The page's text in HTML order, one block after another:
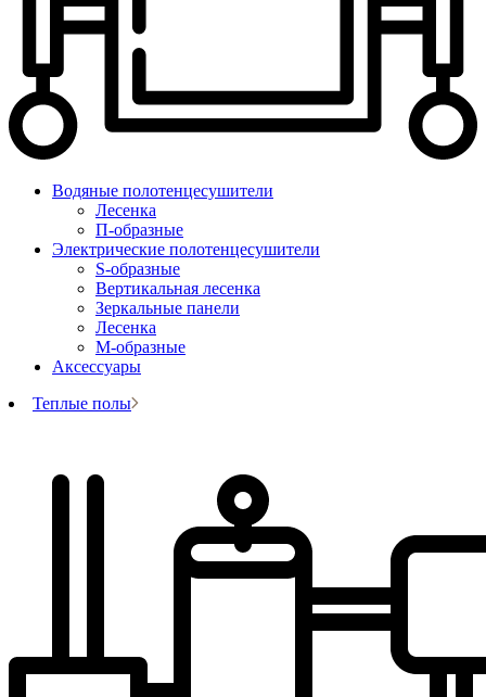
Водяные полотенцесушители
Лесенка
П-образные
Электрические полотенцесушители
S-образные
Вертикальная лесенка
Зеркальные панели
Лесенка
М-образные
Аксессуары
Теплые полы